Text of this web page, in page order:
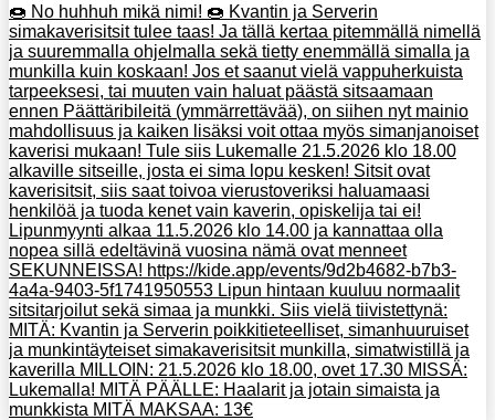
🍩 No huhhuh mikä nimi! 🍩 Kvantin ja Serverin
simakaverisitsit tulee taas! Ja tällä kertaa pitemmällä nimellä
ja suuremmalla ohjelmalla sekä tietty enemmällä simalla ja
munkilla kuin koskaan! Jos et saanut vielä vappuherkuista
tarpeeksesi, tai muuten vain haluat päästä sitsaamaan
ennen Päättäribileitä (ymmärrettävää), on siihen nyt mainio
mahdollisuus ja kaiken lisäksi voit ottaa myös simanjanoiset
kaverisi mukaan! Tule siis Lukemalle 21.5.2026 klo 18.00
alkaville sitseille, josta ei sima lopu kesken! Sitsit ovat
kaverisitsit, siis saat toivoa vierustoveriksi haluamaasi
henkilöä ja tuoda kenet vain kaverin, opiskelija tai ei!
Lipunmyynti alkaa 11.5.2026 klo 14.00 ja kannattaa olla
nopea sillä edeltävinä vuosina nämä ovat menneet
SEKUNNEISSA! https://kide.app/events/9d2b4682-b7b3-
4a4a-9403-5f1741950553 Lipun hintaan kuuluu normaalit
sitsitarjoilut sekä simaa ja munkki. Siis vielä tiivistettynä:
MITÄ: Kvantin ja Serverin poikkitieteelliset, simanhuuruiset
ja munkintäyteiset simakaverisitsit munkilla, simatwistillä ja
kaverilla MILLOIN: 21.5.2026 klo 18.00, ovet 17.30 MISSÄ:
Lukemalla! MITÄ PÄÄLLE: Haalarit ja jotain simaista ja
munkkista MITÄ MAKSAA: 13€